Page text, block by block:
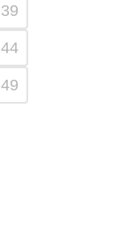
39
44
49